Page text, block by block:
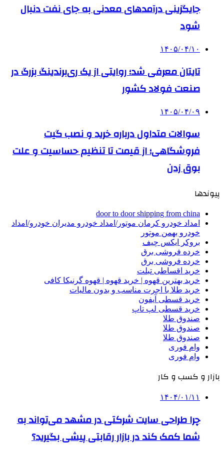
جایگزینی درآمدهای معدنی به جای نفت دنبال
شود
۱۴۰۵/۰۴/۱۰
تایتان معرفی شد؛ روایتی از یک ری‌برندینگ بزرگ در
صنعت فولاد کشور
۱۴۰۵/۰۴/۰۹
سوالات متداول درباره خرید و نصب گیت
فروشگاهی؛ از قیمت تا تنظیم حساسیت و علت
بوق زدن
پیوندها
door to door shipping from china
امداد خودرو کرمان موتور/امداد خودرو مدیران خودرو/امداد
خودرو بهمن موتور
بروکر ایکس چیف
خرده فروشی برق
خرده فروشی برق
خرید اقساطی تبلت
خرید بهترین قهوه | خرید قهوه | قهوه گرنیکا کافی
خرید طلا با اجرت مناسب و بدون مالیات
خرید قسطی آیفون
خرید قسطی لپ تاپ
صندوق طلا
صندوق طلا
صندوق طلا
وام فوری
وام فوری
بازار و کسب و کار
۱۴۰۴/۰۱/۱۱
چرا طراحی سایت شرکتی در مشهد می‌تواند به
شما کمک کند در بازار رقابتی پیشی بگیرید؟